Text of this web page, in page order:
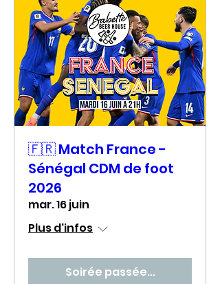
🇫🇷 Match France -
Sénégal CDM de foot
2026
mar. 16 juin
Plus d'infos
Soirée passée...